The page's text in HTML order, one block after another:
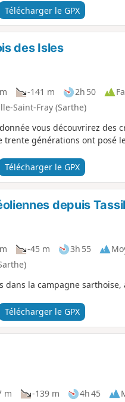
Télécharger le GPX
des Isles
-141 m 2h 50
Saint-Fray (Sarthe)
vous découvrirez des
trente générations ont posé
Télécharger le GPX
depuis
-45 m 3h 55
dans la campagne
Télécharger le GPX
m -139 m 4h 45